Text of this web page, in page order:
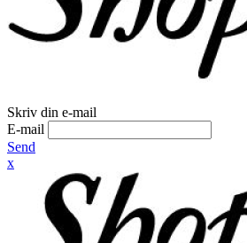
Skriv din e-mail
E-mail
Send
x